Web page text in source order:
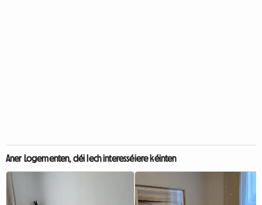
Aner Logementen, déi Iech interesséiere kéinten